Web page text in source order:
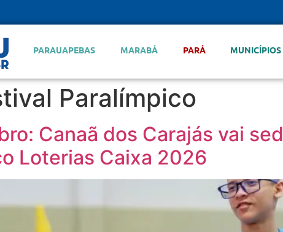
PARAUAPEBAS MARABÁ PARÁ MUNICÍPIOS
Paralímpico
Canaã dos Carajás vai
Loterias Caixa 2026